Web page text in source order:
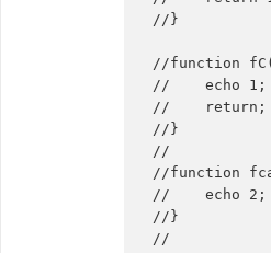
//}
//function
//    echo 1;
//    return;
//}
//
//function
//    echo 2;
//}
//